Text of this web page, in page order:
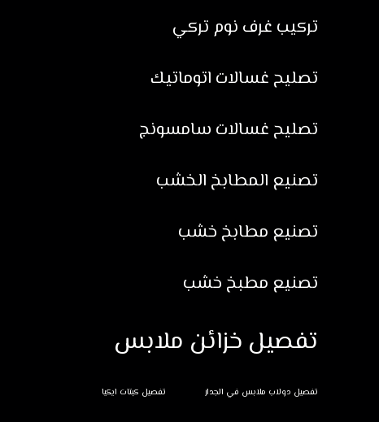
تركيب غرف نوم تركي
تصليح غسالات اتوماتيك
تصليح غسالات سامسونج
تصنيع المطابخ الخشب
تصنيع مطابخ خشب
تصنيع مطبخ خشب
تفصيل خزائن ملابس
تفصيل دولاب ملابس في الجدار تفصيل كبتات ايكيا